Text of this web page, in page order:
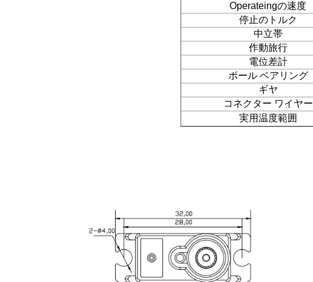
Operateingの速度
停止のトルク
中立帯
作動旅行
電位差計
ボール ベアリング
ギヤ
コネクター ワイヤー
実用温度範囲